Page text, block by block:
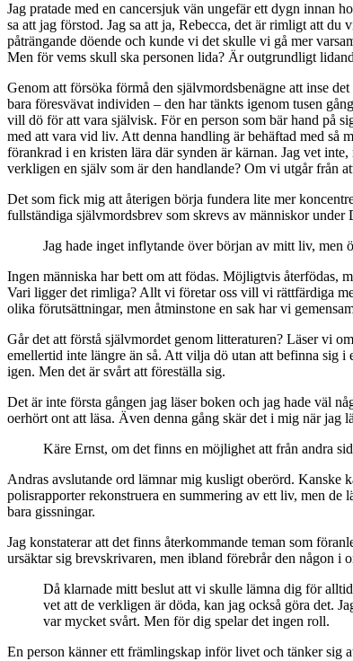
Jag pratade med en cancersjuk vän ungefär ett dygn innan
sa att jag förstod. Jag sa att ja, Rebecca, det är rimligt att
påträngande döende och kunde vi det skulle vi gå mer
Men för vems skull ska personen lida? Är outgrundligt
Genom att försöka förmå den självmordsbenägne att inse
bara föresvävat individen – den har tänkts igenom tusen
vill dö för att vara självisk. För en person som bär hand på
med att vara vid liv. Att denna handling är behäftad med så
förankrad i en kristen lära där synden är kärnan. Jag vet
verkligen en själv som är den handlande? Om vi utgår från
Det som fick mig att återigen börja fundera lite mer
fullständiga självmordsbrev som skrevs av människor
Jag hade inget inflytande över början av mitt liv, men
Ingen människa har bett om att födas. Möjligtvis återfödas,
Vari ligger det rimliga? Allt vi företar oss vill vi rättfärdiga
olika förutsättningar, men åtminstone en sak har vi
Går det att förstå självmordet genom litteraturen? Läser vi
emellertid inte längre än så. Att vilja dö utan att befinna sig
igen. Men det är svårt att föreställa sig.
Det är inte första gången jag läser boken och jag hade väl
oerhört ont att läsa. Även denna gång skär det i mig när jag
Käre Ernst, om det finns en möjlighet att från andra
Andras avslutande ord lämnar mig kusligt oberörd. Kanske
polisrapporter rekonstruera en summering av ett liv, men
bara gissningar.
Jag konstaterar att det finns återkommande teman som
ursäktar sig brevskrivaren, men ibland förebrår den någon i
Då klarnade mitt beslut att vi skulle lämna dig för
vet att de verkligen är döda, kan jag också göra det.
var mycket svårt. Men för dig spelar det ingen roll.
En person känner ett främlingskap inför livet och tänker sig